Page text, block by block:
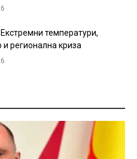
Екстремни температури,
регионална криза